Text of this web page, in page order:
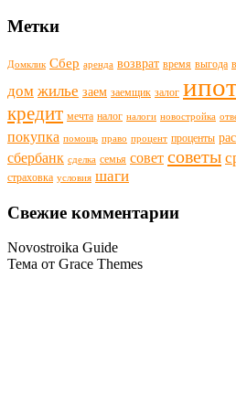
Метки
Домклик Сбер аренда возврат время выгода
дом жилье заем заемщик залог
кредит мечта налог налоги новостройка
покупка помощь право процент проценты
сбербанк сделка семья совет советы
страховка условия шаги
Свежие комментарии
Novostroika Guide
Тема от Grace Themes